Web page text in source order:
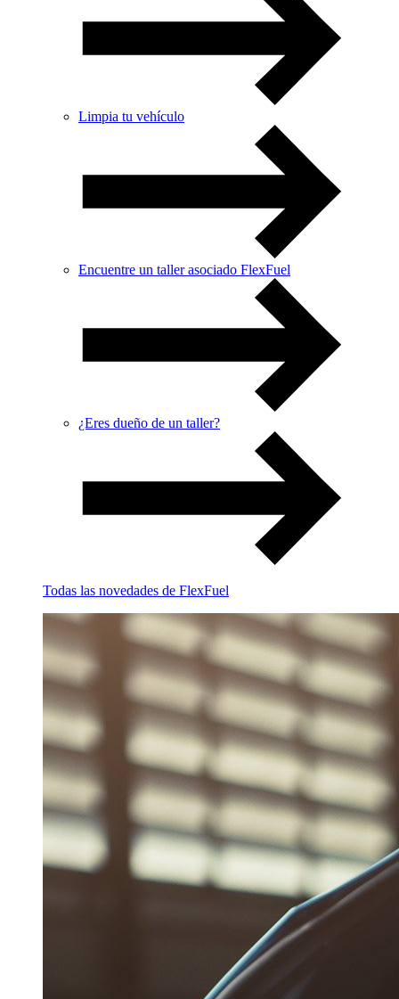
Limpia tu vehículo
Encuentre un taller asociado FlexFuel
¿Eres dueño de un taller?
Todas las novedades de FlexFuel